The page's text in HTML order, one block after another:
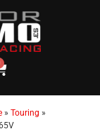
» Touring »